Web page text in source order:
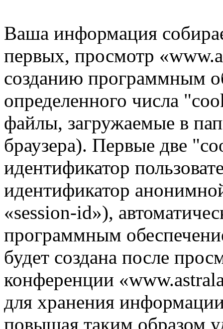
Ваша информация
первых, просмотр
созданию программным
определенного числа
файлы, загружаемые в
браузера). Первые две
идентификатор
идентификатор
«session-id»),
программным
будет создана после
конференции
для хранения
повышая таким образом